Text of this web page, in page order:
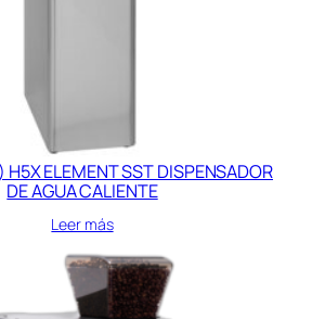
ELEMENT SST DISPENSADOR
DE AGUA CALIENTE
Leer más